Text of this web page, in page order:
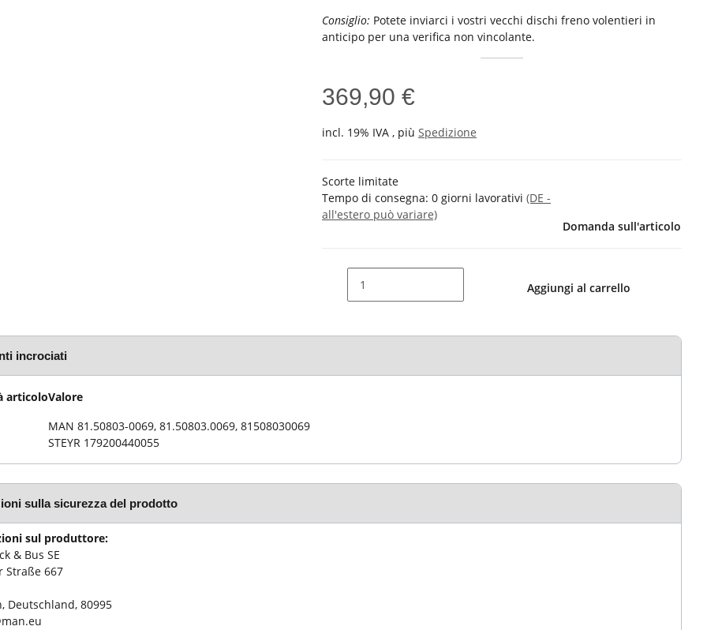
Consiglio: Potete inviarci i vostri vecchi dischi freno volentieri in
anticipo per una verifica non vincolante.
369,90 €
incl. 19% IVA , più Spedizione
Scorte limitate
Tempo di consegna: 0 giorni lavorativi (DE -
all'estero può variare)
Domanda sull'articolo
Aggiungi al carrello
incrociati
articoloValore
MAN 81.50803-0069, 81.50803.0069, 81508030069
STEYR 179200440055
sulla sicurezza del prodotto
sul produttore:
& Bus SE
Straße 667
Deutschland, 80995